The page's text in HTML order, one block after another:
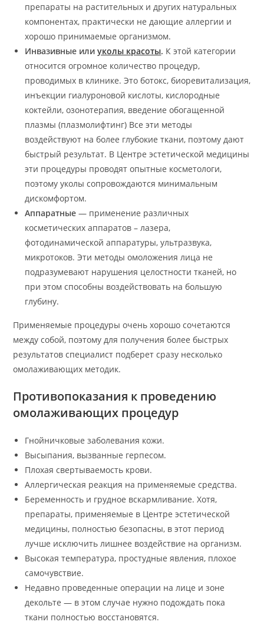
препараты на растительных и других натуральных
компонентах, практически не дающие аллергии и
хорошо принимаемые организмом.
Инвазивные илиуколы красоты. К этой категории
относится огромное количество процедур,
проводимых в клинике. Это ботокс, биоревитализация,
инъекции гиалуроновой кислоты, кислородные
коктейли, озонотерапия, введение обогащенной
плазмы (плазмолифтинг) Все эти методы
воздействуют на более глубокие ткани, поэтому дают
быстрый результат. В Центре эстетической медицины
эти процедуры проводят опытные косметологи,
поэтому уколы сопровождаются минимальным
дискомфортом.
Аппаратные — применение различных
косметических аппаратов – лазера,
фотодинамической аппаратуры, ультразвука,
микротоков. Эти методы омоложения лица не
подразумевают нарушения целостности тканей, но
при этом способны воздействовать на большую
глубину.
Применяемые процедуры очень хорошо сочетаются
между собой, поэтому для получения более быстрых
результатов специалист подберет сразу несколько
омолаживающих методик.
Противопоказания к проведению
омолаживающих процедур
Гнойничковые заболевания кожи.
Высыпания, вызванные герпесом.
Плохая свертываемость крови.
Аллергическая реакция на применяемые средства.
Беременность и грудное вскармливание. Хотя,
препараты, применяемые в Центре эстетической
медицины, полностью безопасны, в этот период
лучше исключить лишнее воздействие на организм.
Высокая температура, простудные явления, плохое
самочувствие.
Недавно проведенные операции на лице и зоне
декольте — в этом случае нужно подождать пока
ткани полностью восстановятся.